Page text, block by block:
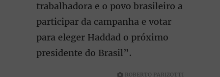
trabalhadora e o povo brasileiro a
participar da campanha e votar
para eleger Haddad o próximo
presidente do Brasil”.
ROBERTO PARIZOTTI